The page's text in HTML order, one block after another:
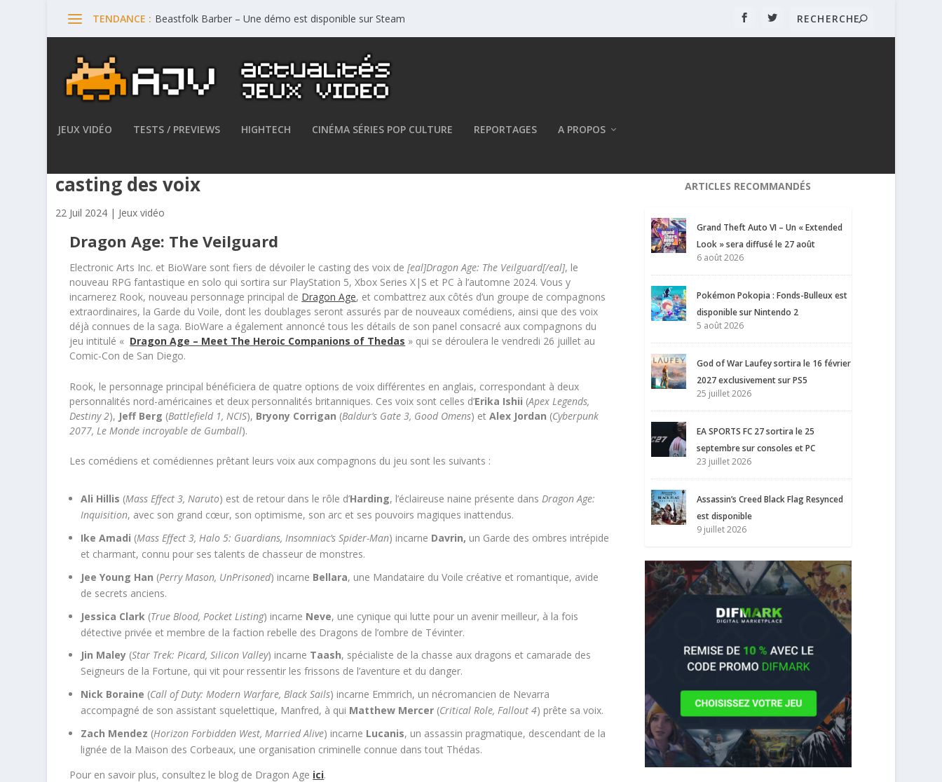
TENDANCE : Beastfolk Barber – Une démo est disponible sur Steam
JEUX VIDÉO TESTS / PREVIEWS HIGHTECH CINÉMA SÉRIES POP CULTURE REPORTAGES A PROPOS
casting des voix
22 Juil 2024 | Jeux vidéo
Dragon Age: The Veilguard
Electronic Arts Inc. et BioWare sont fiers de dévoiler le casting des voix de[eal]Dragon Age: The Veilguard[/eal], le
nouveau RPG fantastique en solo qui sortira sur PlayStation 5, Xbox Series X|S et PC à l’automne 2024. Vous y
incarnerez Rook, nouveau personnage principal de Dragon Age, et combattrez aux côtés d’un groupe de compagnons
extraordinaires, la Garde du Voile, dont les doublages seront assurés par de nouveaux comédiens, ainsi que des voix
déjà connues de la saga. BioWare a également annoncé tous les détails de son panel consacré aux compagnons du
jeu intitulé « Dragon Age – Meet The Heroic Companions of Thedas » qui se déroulera le vendredi 26 juillet au
Comic-Con de San Diego.
Rook, le personnage principal bénéficiera de quatre options de voix différentes en anglais, correspondant à deux
personnalités nord-américaines et deux personnalités britanniques. Ces voix sont celles d’Erika Ishii (Apex Legends,
Destiny 2), Jeff Berg (Battlefield 1, NCIS), Bryony Corrigan (Baldur’s Gate 3, Good Omens) etAlex Jordan (Cyberpunk
2077, Le Monde incroyable de Gumball).
Les comédiens et comédiennes prêtant leurs voix aux compagnons du jeu sont les suivants :
Ali Hillis (Mass Effect 3, Naruto) est de retour dans le rôle d’Harding, l’éclaireuse naine présente dansDragon Age:
Inquisition, avec son grand cœur, son optimisme, son arc et ses pouvoirs magiques inattendus.
Ike Amadi (Mass Effect 3, Halo 5: Guardians, Insomniac’s Spider-Man) incarne Davrin, un Garde des ombres intrépide
et charmant, connu pour ses talents de chasseur de monstres.
Jee Young Han (Perry Mason, UnPrisoned) incarne Bellara, une Mandataire du Voile créative et romantique, avide
de secrets anciens.
Jessica Clark (True Blood, Pocket Listing) incarne Neve, une cynique qui lutte pour un avenir meilleur, à la fois
détective privée et membre de la faction rebelle des Dragons de l’ombre de Tévinter.
Jin Maley (Star Trek: Picard, Silicon Valley) incarne Taash, spécialiste de la chasse aux dragons et camarade des
Seigneurs de la Fortune, qui vit pour ressentir les frissons de l’aventure et du danger.
Nick Boraine (Call of Duty: Modern Warfare, Black Sails) incarne Emmrich, un nécromancien de Nevarra
accompagné de son assistant squelettique, Manfred, à qui Matthew Mercer (Critical Role, Fallout 4) prête sa voix.
Zach Mendez (Horizon Forbidden West, Married Alive) incarne Lucanis, un assassin pragmatique, descendant de la
lignée de la Maison des Corbeaux, une organisation criminelle connue dans tout Thédas.
Pour en savoir plus, consultez le blog de Dragon Age ici.
ARTICLES RECOMMANDÉS
Grand Theft Auto VI – Un « Extended
Look » sera diffusé le 27 août
6 août 2026
Pokémon Pokopia : Fonds-Bulleux est
disponible sur Nintendo 2
5 août 2026
God of War Laufey sortira le 16 février
2027 exclusivement sur PS5
25 juillet 2026
EA SPORTS FC 27 sortira le 25
septembre sur consoles et PC
23 juillet 2026
Assassin’s Creed Black Flag Resynced
est disponible
9 juillet 2026